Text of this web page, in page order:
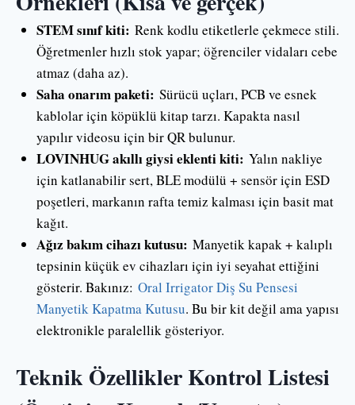
STEM sınıf kiti: Renk kodlu etiketlerle çekmece stili.
Öğretmenler hızlı stok yapar; öğrenciler vidaları cebe
atmaz (daha az).
Saha onarım paketi: Sürücü uçları, PCB ve esnek
kablolar için köpüklü kitap tarzı. Kapakta nasıl
yapılır videosu için bir QR bulunur.
LOVINHUG akıllı giysi eklenti kiti: Yalın nakliye
için katlanabilir sert, BLE modülü + sensör için ESD
poşetleri, markanın rafta temiz kalması için basit mat
kağıt.
Ağız bakım cihazı kutusu: Manyetik kapak + kalıplı
tepsinin küçük ev cihazları için iyi seyahat ettiğini
gösterir. Bakınız: Oral Irrigator Diş Su Pensesi
Manyetik Kapatma Kutusu. Bu bir kit değil ama yapısı
elektronikle paralellik gösteriyor.
Teknik Özellikler Kontrol Listesi